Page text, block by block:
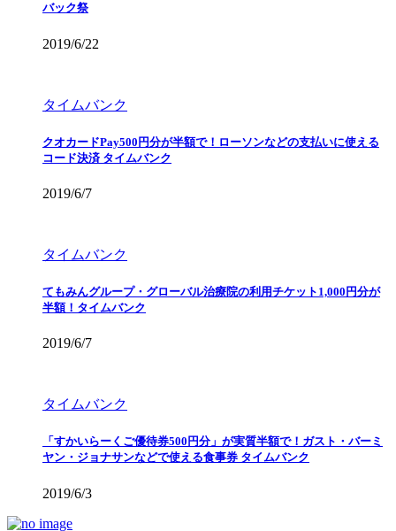
バック祭
2019/6/22
タイムバンク
クオカードPay500円分が半額で！ローソンなどの支払いに使える
コード決済 タイムバンク
2019/6/7
タイムバンク
てもみんグループ・グローバル治療院の利用チケット1,000円分が
半額！タイムバンク
2019/6/7
タイムバンク
「すかいらーくご優待券500円分」が実質半額で！ガスト・バーミ
ヤン・ジョナサンなどで使える食事券 タイムバンク
2019/6/3